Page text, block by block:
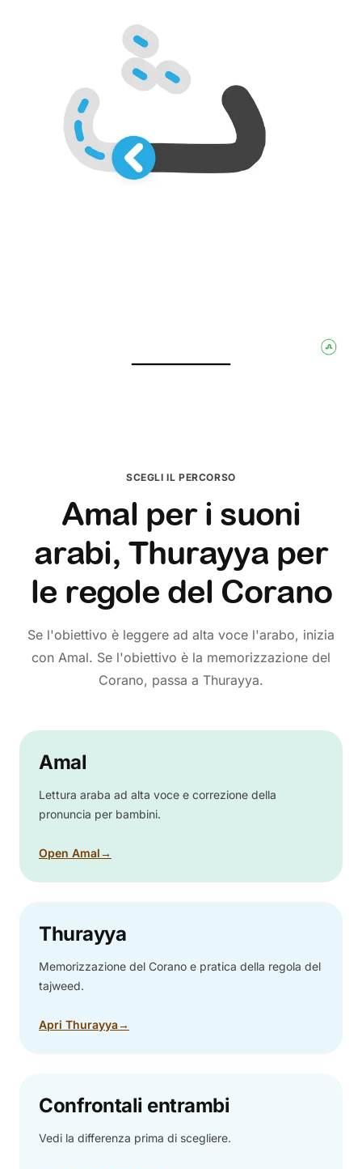
SCEGLI IL PERCORSO
Amal per i suoni
arabi, Thurayya per
le regole del Corano
Se l'obiettivo è leggere ad alta voce l'arabo, inizia
con Amal. Se l'obiettivo è la memorizzazione del
Corano, passa a Thurayya.
Amal
Lettura araba ad alta voce e correzione della
pronuncia per bambini.
Open Amal→
Thurayya
Memorizzazione del Corano e pratica della regola del
tajweed.
Apri Thurayya→
Confrontali entrambi
Vedi la differenza prima di scegliere.